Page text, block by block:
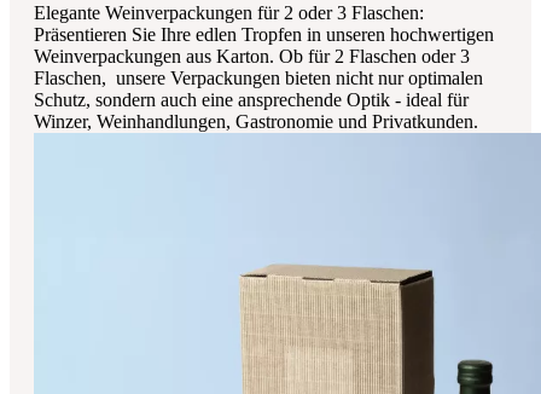
Elegante Weinverpackungen für 2 oder 3 Flaschen:
Präsentieren Sie Ihre edlen Tropfen in unseren hochwertigen
Weinverpackungen aus Karton. Ob für 2 Flaschen oder 3
Flaschen, unsere Verpackungen bieten nicht nur optimalen
Schutz, sondern auch eine ansprechende Optik - ideal für
Winzer, Weinhandlungen, Gastronomie und Privatkunden.